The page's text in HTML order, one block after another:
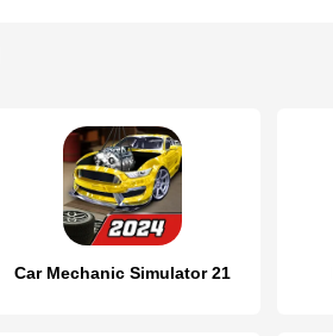
Car Mechanic Simulator 21